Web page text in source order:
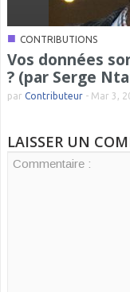
■ CONTRIBUTIONS
Vos données
? (par Serge
par Contributeur - Mar 3,
LAISSER UN